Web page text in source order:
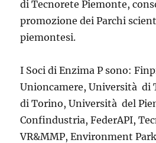
di Tecnorete Piemonte,
promozione dei Parchi
piemontesi.
I Soci di Enzima P sono:
Unioncamere, Università di
di Torino, Università del
Confindustria, FederAPI,
VR&MMP, Environment